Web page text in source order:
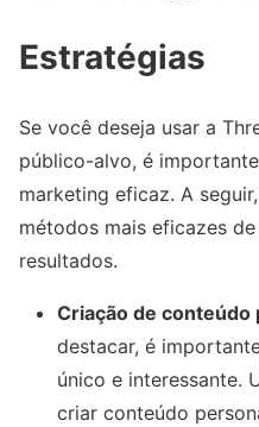
Estratégias
Se você deseja usar a
público-alvo, é
marketing eficaz. A
métodos mais eficazes
resultados.
Criação de conteúdo
destacar, é
único e interessante.
criar conteúdo